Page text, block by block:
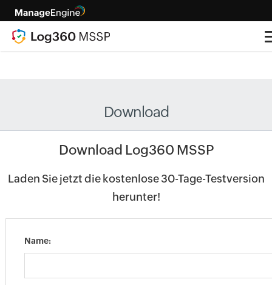
Download
Download Log360 MSSP
Laden Sie jetzt die kostenlose 30-Tage-Testversion
herunter!
Name: